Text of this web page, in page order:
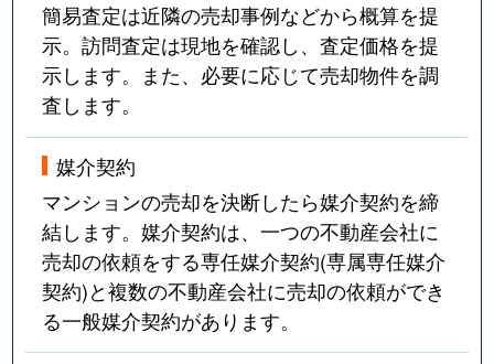
簡易査定は近隣の売却事例などから概算を提
示。訪問査定は現地を確認し、査定価格を提
示します。また、必要に応じて売却物件を調
査します。
媒介契約
マンションの売却を決断したら媒介契約を締
結します。媒介契約は、一つの不動産会社に
売却の依頼をする専任媒介契約(専属専任媒介
契約)と複数の不動産会社に売却の依頼ができ
る一般媒介契約があります。